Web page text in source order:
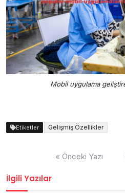
Mobil uygulama
Etiketler Gelişmiş Özellikler
« Önceki Yazı
İlgili Yazılar